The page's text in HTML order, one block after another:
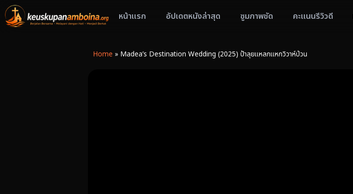
หน้าแรก อัปเดตหนังล่าสุด ซูมภาพชัด คะแนนรีวิวดี
Home » Madea’s Destination Wedding (2025) ป้าลุยแหลกแหกวิวาห์ป่วน